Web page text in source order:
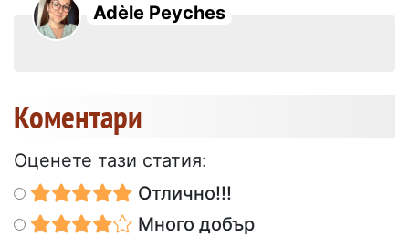
Adèle Peyches
Коментари
Оценете тази статия:
Отлично!!!
Много добър